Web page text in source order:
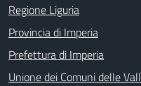
Regione Liguria
Provincia di Imperia
Prefettura di Imperia
Unione dei Comuni delle